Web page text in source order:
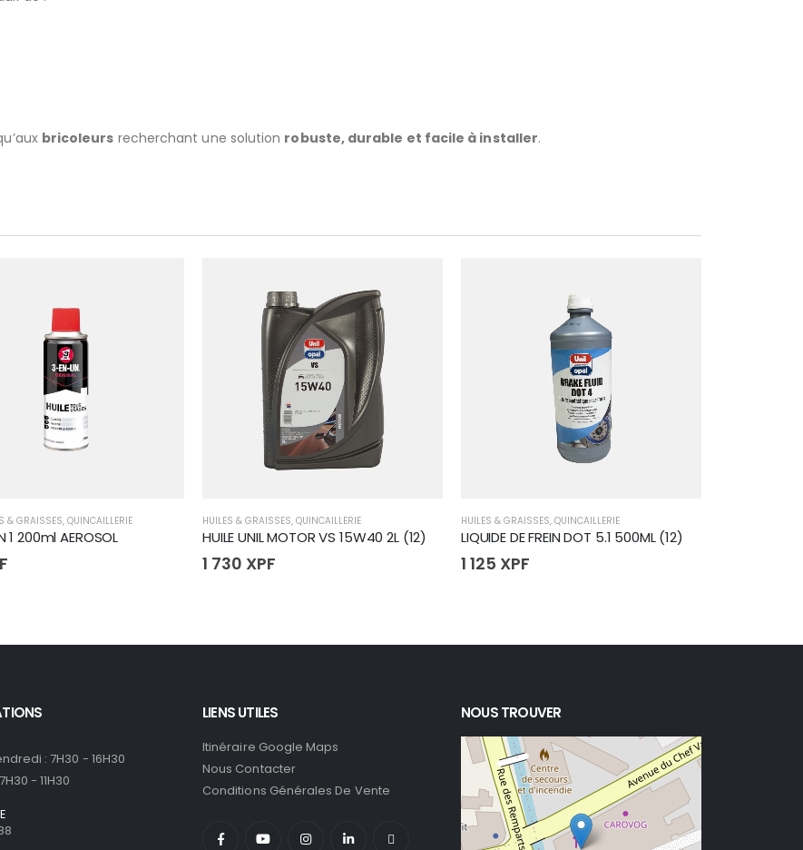
bricoleurs recherchant une solution robuste, durable et facile à installer.
& GRAISSES, QUINCAILLERIE
1 200ml AEROSOL
HUILES & GRAISSES, QUINCAILLERIE
HUILE UNIL MOTOR VS 15W40 2L (12)
1 730 XPF
HUILES & GRAISSES, QUINCAILLERIE
LIQUIDE DE FREIN DOT 5.1 500ML (12)
1 125 XPF
: 7H30 - 16H30
- 11H30
LIENS UTILES
Itinéraire Google Maps
Nous Contacter
Conditions Générales De Vente
NOUS TROUVER